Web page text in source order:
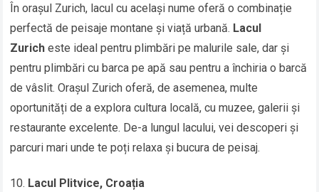
În orașul Zurich, lacul cu același nume oferă o combinație
perfectă de peisaje montane și viață urbană. Lacul
Zurich este ideal pentru plimbări pe malurile sale, dar și
pentru plimbări cu barca pe apă sau pentru a închiria o barcă
de vâslit. Orașul Zurich oferă, de asemenea, multe
oportunități de a explora cultura locală, cu muzee, galerii și
restaurante excelente. De-a lungul lacului, vei descoperi și
parcuri mari unde te poți relaxa și bucura de peisaj.
Lacul Plitvice, Croația